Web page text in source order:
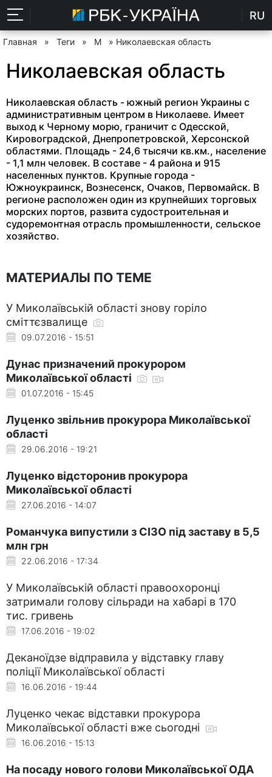
RU
Главная » Теги » М » Николаевская область
Николаевская область
Николаевская область - южный регион Украины с
административным центром в Николаеве. Имеет
выход к Черному морю, граничит с Одесской,
Кировоградской, Днепропетровской, Херсонской
областями. Площадь - 24,6 тысячи кв.км., население
- 1,1 млн человек. В составе - 4 района и 915
населенных пунктов. Крупные города -
Южноукраинск, Вознесенск, Очаков, Первомайск. В
регионе расположен один из крупнейших торговых
морских портов, развита судостроительная и
судоремонтная отрасль промышленности, сельское
хозяйство.
МАТЕРИАЛЫ ПО ТЕМЕ
У Миколаївській області знову горіло
сміттєзвалище
09.07.2016 - 15:51
Дунас призначений прокурором
Миколаївської області
01.07.2016 - 15:45
Луценко звільнив прокурора Миколаївської
області
29.06.2016 - 19:21
Луценко відсторонив прокурора
Миколаївської області
27.06.2016 - 14:07
Романчука випустили з СІЗО під заставу в 5,5
млн грн
22.06.2016 - 17:34
У Миколаївській області правоохоронці
затримали голову сільради на хабарі в 170
тис. гривень
17.06.2016 - 19:02
Деканоїдзе відправила у відставку главу
поліції Миколаївської області
16.06.2016 - 19:44
Луценко чекає відставки прокурора
Миколаївської області вже сьогодні
16.06.2016 - 15:13
На посаду нового голови Миколаївської ОДА